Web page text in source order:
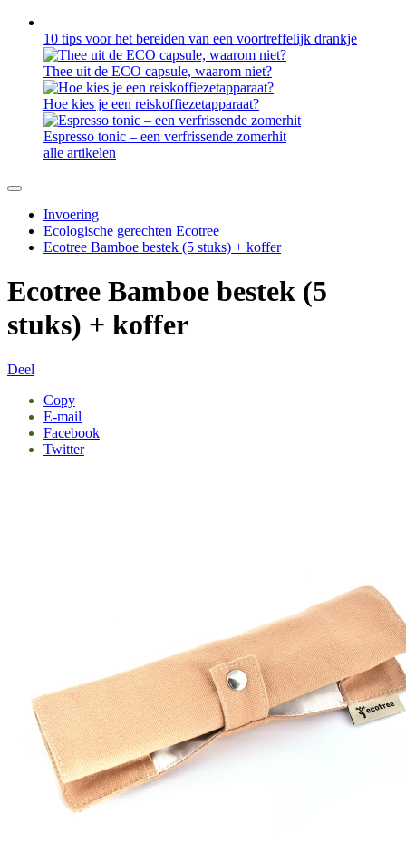
10 tips voor het bereiden van een voortreffelijk drankje
Thee uit de ECO capsule, waarom niet?
Hoe kies je een reiskoffiezetapparaat?
Espresso tonic – een verfrissende zomerhit
alle artikelen
Invoering
Ecologische gerechten Ecotree
Ecotree Bamboe bestek (5 stuks) + koffer
Ecotree Bamboe bestek (5
stuks) + koffer
Deel
Copy
E-mail
Facebook
Twitter